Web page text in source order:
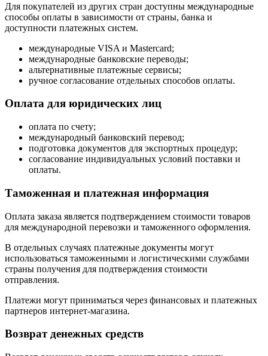
Для покупателей из других стран доступны международные
способы оплаты в зависимости от страны, банка и
доступности платежных систем.
международные VISA и Mastercard;
международные банковские переводы;
альтернативные платежные сервисы;
ручное согласование отдельных способов оплаты.
Оплата для юридических лиц
оплата по счету;
международный банковский перевод;
подготовка документов для экспортных процедур;
согласование индивидуальных условий поставки и
оплаты.
Таможенная и платежная информация
Оплата заказа является подтверждением стоимости товаров
для международной перевозки и таможенного оформления.
В отдельных случаях платежные документы могут
использоваться таможенными и логистическими службами
страны получения для подтверждения стоимости
отправления.
Платежи могут приниматься через финансовых и платежных
партнеров интернет-магазина.
Возврат денежных средств